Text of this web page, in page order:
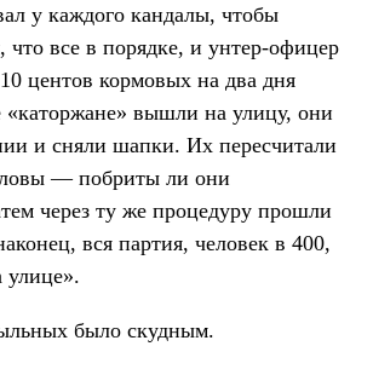
у каждого кандалы, чтобы
что все в порядке, и унтер-офицер
центов кормовых на два дня
«каторжане» вышли на улицу, они
и сняли шапки. Их пересчитали
— побриты ли они
через ту же процедуру прошли
вся партия, человек в 400,
улице».
было скудным.